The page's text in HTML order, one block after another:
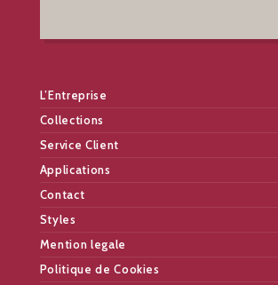
L’Entreprise
Collections
Service Client
Applications
Contact
Styles
Mention legale
Politique de Cookies